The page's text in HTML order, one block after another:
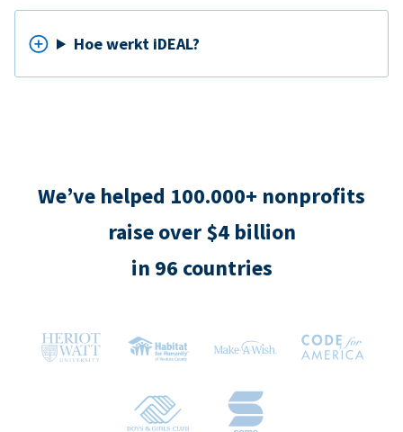
Hoe werkt iDEAL?
We’ve helped 100.000+ nonprofits
raise over $4 billion
in 96 countries